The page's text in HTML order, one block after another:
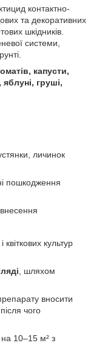
контактно-
та декоративних
шкідників.
системи,
капусти,
груші,
личинок
пошкодження
культур
, шляхом
вносити
чого
10–15 м² з